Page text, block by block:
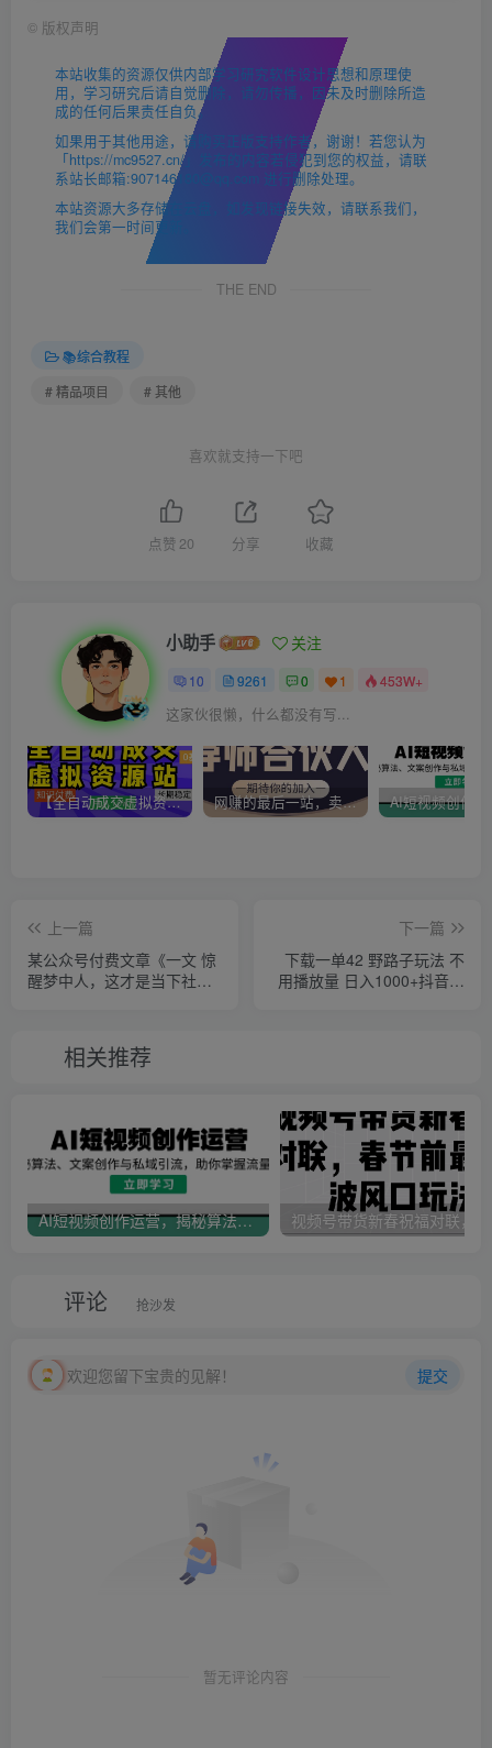
© 版权声明
本站收集的资源仅供内部学习研究软件设计思想和原理使
用，学习研究后请自觉删除，请勿传播，因未及时删除所造
成的任何后果责任自负。
如果用于其他用途，请购买正版支持作者，谢谢！若您认为
「https://mc9527.cn/」发布的内容若侵犯到您的权益，请联
系站长邮箱:907146180@qq.com 进行删除处理。
本站资源大多存储在云盘，如发现链接失效，请联系我们，
我们会第一时间更新。
THE END
📚综合教程
# 精品项目
# 其他
喜欢就支持一下吧
点赞 20 分享 收藏
小助手 关注
10 9261 0 1 453W+
这家伙很懒，什么都没有写...
【全自动成交虚拟资源站】站长唯一陪跑项目！月入10W+~长期稳定~ 网赚的最后一站，卖项目！做网赚顶级猎食者~
上一篇
某公众号付费文章《一文 惊
醒梦中人，这才是当下社会
下一篇
下载一单42 野路子玩法 不
用播放量 日入1000+抖音游
相关推荐
AI短视频创作运营，揭秘算法、文案创作与私域引流，助你掌握流量密码
评论 抢沙发
欢迎您留下宝贵的见解！ 提交
暂无评论内容